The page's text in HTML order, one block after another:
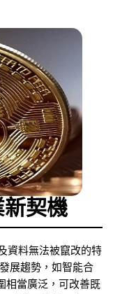
契機
資料無法被竄改的特
展趨勢，如智能合
相當廣泛，可改善既